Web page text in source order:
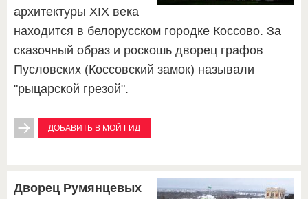
архитектуры XIX века
находится в белорусском городке Коссово. За
сказочный образ и роскошь дворец графов
Пусловских (Коссовский замок) называли
"рыцарской грезой".
ДОБАВИТЬ В МОЙ ГИД
Дворец Румянцевых